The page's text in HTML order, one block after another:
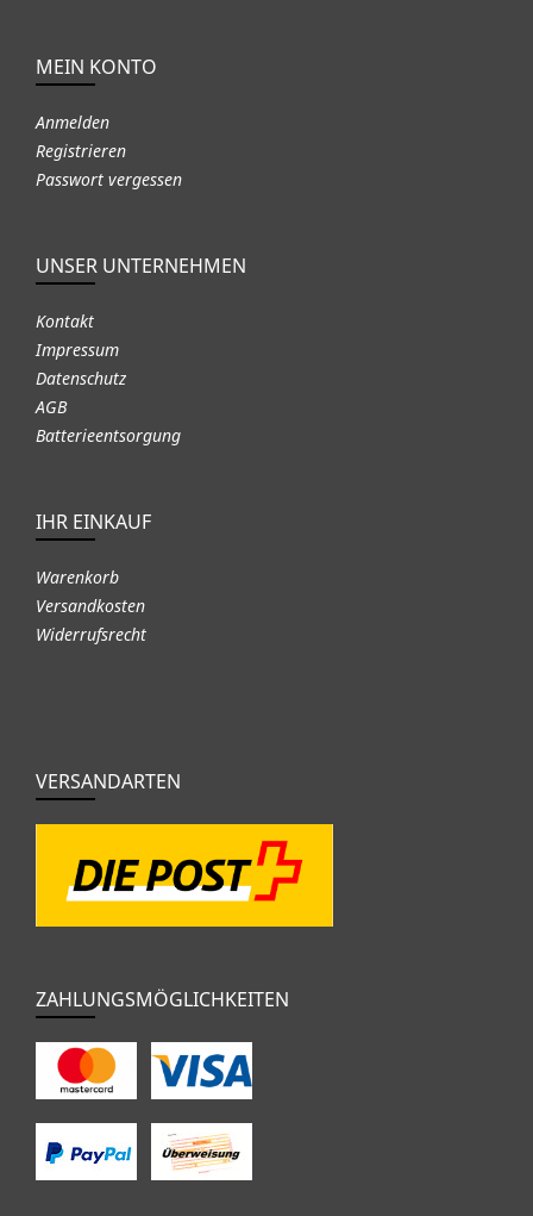
MEIN KONTO
Anmelden
Registrieren
Passwort vergessen
UNSER UNTERNEHMEN
Kontakt
Impressum
Datenschutz
AGB
Batterieentsorgung
IHR EINKAUF
Warenkorb
Versandkosten
Widerrufsrecht
VERSANDARTEN
ZAHLUNGSMÖGLICHKEITEN